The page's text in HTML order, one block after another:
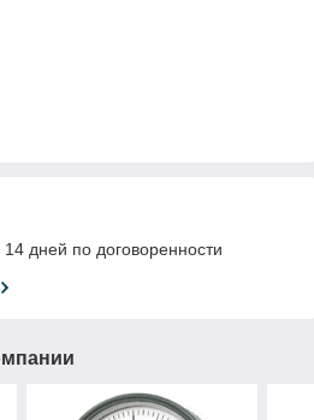
дней по договоренности